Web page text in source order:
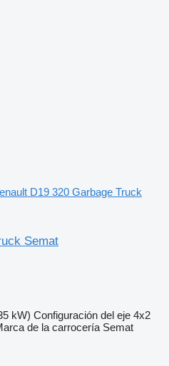
D19 320 Garbage Truck
Semat
kW) Configuración del eje 4x2
de la carrocería Semat